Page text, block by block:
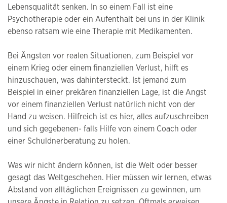
Lebensqualität senken. In so einem Fall ist eine
Psychotherapie oder ein Aufenthalt bei uns in der Klinik
ebenso ratsam wie eine Therapie mit Medikamenten.
Bei Ängsten vor realen Situationen, zum Beispiel vor
einem Krieg oder einem finanziellen Verlust, hilft es
hinzuschauen, was dahintersteckt. Ist jemand zum
Beispiel in einer prekären finanziellen Lage, ist die Angst
vor einem finanziellen Verlust natürlich nicht von der
Hand zu weisen. Hilfreich ist es hier, alles aufzuschreiben
und sich gegebenen- falls Hilfe von einem Coach oder
einer Schuldnerberatung zu holen.
Was wir nicht ändern können, ist die Welt oder besser
gesagt das Weltgeschehen. Hier müssen wir lernen, etwas
Abstand von alltäglichen Ereignissen zu gewinnen, um